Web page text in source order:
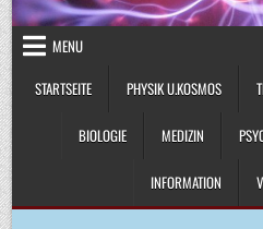
MENU
STARTSEITE
PHYSIK U.KOSMOS
BIOLOGIE MEDIZIN
INFORMATION